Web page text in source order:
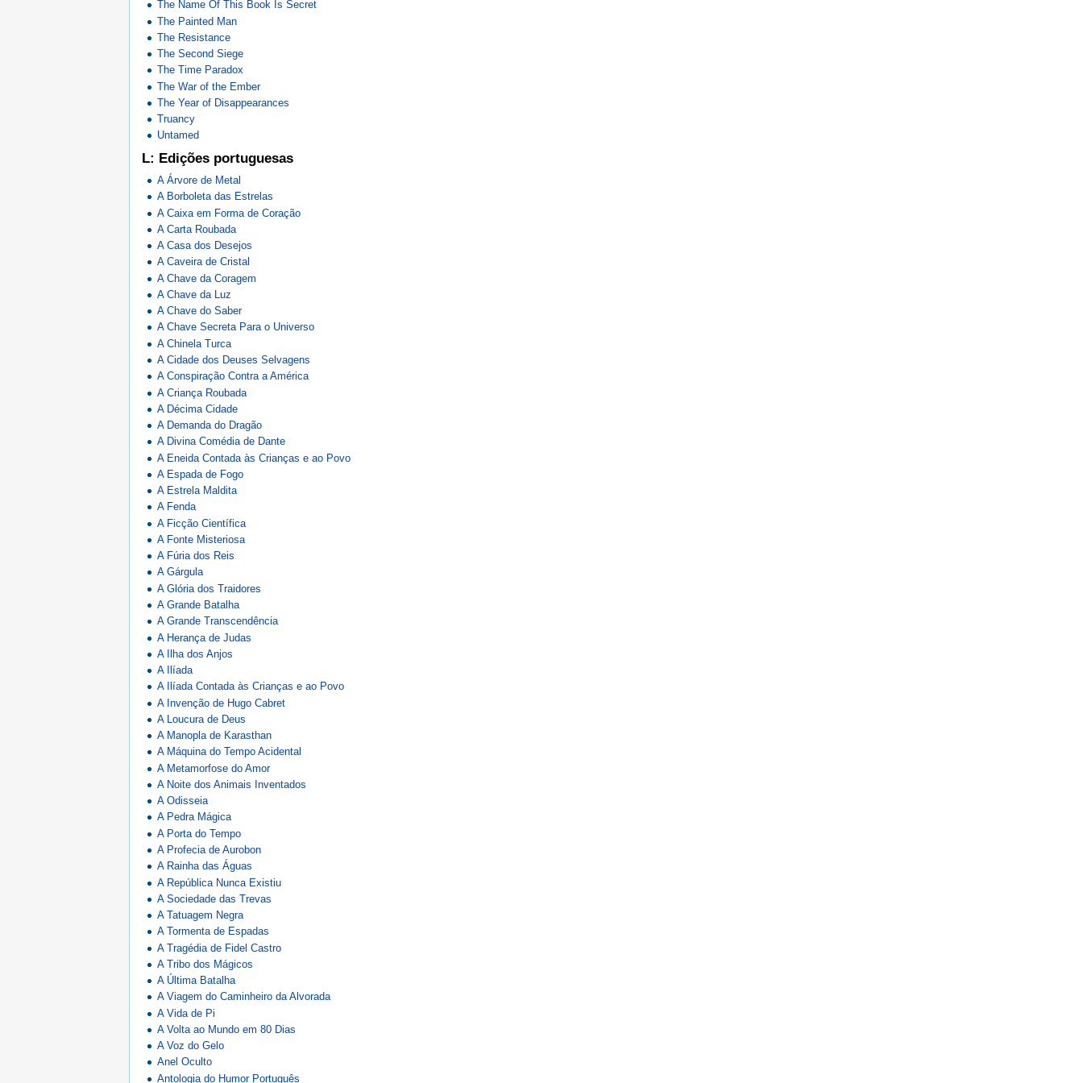
The Name Of This Book Is Secret
The Painted Man
The Resistance
The Second Siege
The Time Paradox
The War of the Ember
The Year of Disappearances
Truancy
Untamed
L: Edições portuguesas
A Árvore de Metal
A Borboleta das Estrelas
A Caixa em Forma de Coração
A Carta Roubada
A Casa dos Desejos
A Caveira de Cristal
A Chave da Coragem
A Chave da Luz
A Chave do Saber
A Chave Secreta Para o Universo
A Chinela Turca
A Cidade dos Deuses Selvagens
A Conspiração Contra a América
A Criança Roubada
A Décima Cidade
A Demanda do Dragão
A Divina Comédia de Dante
A Eneida Contada às Crianças e ao Povo
A Espada de Fogo
A Estrela Maldita
A Fenda
A Ficção Científica
A Fonte Misteriosa
A Fúria dos Reis
A Gárgula
A Glória dos Traidores
A Grande Batalha
A Grande Transcendência
A Herança de Judas
A Ilha dos Anjos
A Ilíada
A Ilíada Contada às Crianças e ao Povo
A Invenção de Hugo Cabret
A Loucura de Deus
A Manopla de Karasthan
A Máquina do Tempo Acidental
A Metamorfose do Amor
A Noite dos Animais Inventados
A Odisseia
A Pedra Mágica
A Porta do Tempo
A Profecia de Aurobon
A Rainha das Águas
A República Nunca Existiu
A Sociedade das Trevas
A Tatuagem Negra
A Tormenta de Espadas
A Tragédia de Fidel Castro
A Tribo dos Mágicos
A Última Batalha
A Viagem do Caminheiro da Alvorada
A Vida de Pi
A Volta ao Mundo em 80 Dias
A Voz do Gelo
Anel Oculto
Antologia do Humor Português